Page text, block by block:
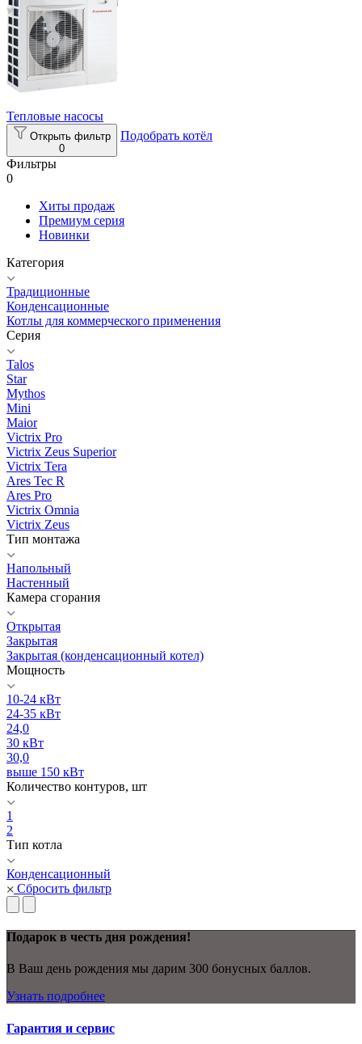
Тепловые насосы
Открыть фильтр
0
Подобрать котёл
Фильтры
0
Хиты продаж
Премиум серия
Новинки
Категория
Традиционные
Конденсационные
Котлы для коммерческого применения
Серия
Talos
Star
Mythos
Mini
Maior
Victrix Pro
Victrix Zeus Superior
Victrix Tera
Ares Tec R
Ares Pro
Victrix Omnia
Victrix Zeus
Тип монтажа
Напольный
Настенный
Камера сгорания
Открытая
Закрытая
Закрытая (конденсационный котел)
Мощность
10-24 кВт
24-35 кВт
24,0
30 кВт
30,0
выше 150 кВт
Количество контуров, шт
1
2
Тип котла
Конденсационный
Сбросить фильтр
Подарок в честь дня рождения!
В Ваш день рождения мы дарим 300 бонусных баллов.
Узнать подробнее
Гарантия и сервис